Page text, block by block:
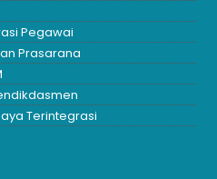
Pegawai
Prasarana
Terintegrasi